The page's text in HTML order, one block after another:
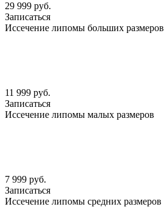
29 999 руб.
Записаться
Иссечение липомы больших размеров
11 999 руб.
Записаться
Иссечение липомы малых размеров
7 999 руб.
Записаться
Иссечение липомы средних размеров